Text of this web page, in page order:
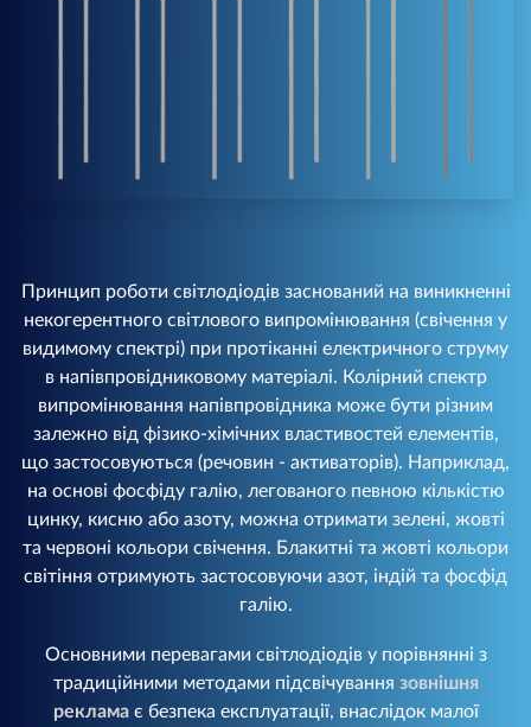
Принцип роботи світлодіодів заснований на виникненні
некогерентного світлового випромінювання (свічення у
видимому спектрі) при протіканні електричного струму
в напівпровідниковому матеріалі. Колірний спектр
випромінювання напівпровідника може бути різним
залежно від фізико-хімічних властивостей елементів,
що застосовуються (речовин - активаторів). Наприклад,
на основі фосфіду галію, легованого певною кількістю
цинку, кисню або азоту, можна отримати зелені, жовті
та червоні кольори свічення. Блакитні та жовті кольори
світіння отримують застосовуючи азот, індій та фосфід
галію.
Основними перевагами світлодіодів у порівнянні з
традиційними методами підсвічування зовнішня
рекламає безпека експлуатації, внаслідок малої